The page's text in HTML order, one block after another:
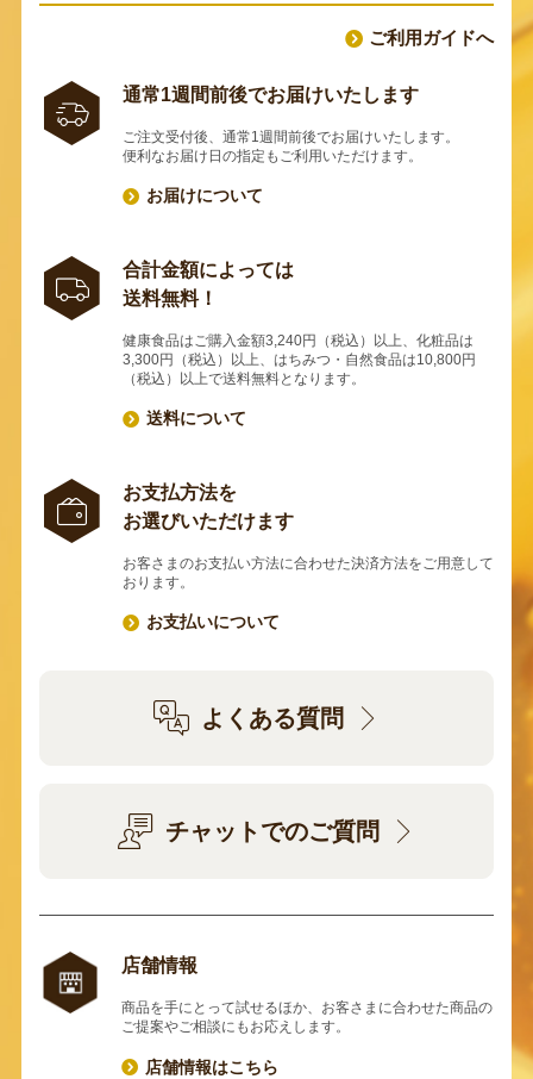
ご利用ガイドへ
通常1週間前後でお届けいたします
ご注文受付後、通常1週間前後でお届けいたします。
便利なお届け日の指定もご利用いただけます。
お届けについて
合計金額によっては
送料無料！
健康食品はご購入金額3,240円（税込）以上、化粧品は
3,300円（税込）以上、はちみつ・自然食品は10,800円
（税込）以上で送料無料となります。
送料について
お支払方法を
お選びいただけます
お客さまのお支払い方法に合わせた決済方法をご用意して
おります。
お支払いについて
よくある質問
チャットでのご質問
店舗情報
商品を手にとって試せるほか、お客さまに合わせた商品の
ご提案やご相談にもお応えします。
店舗情報はこちら